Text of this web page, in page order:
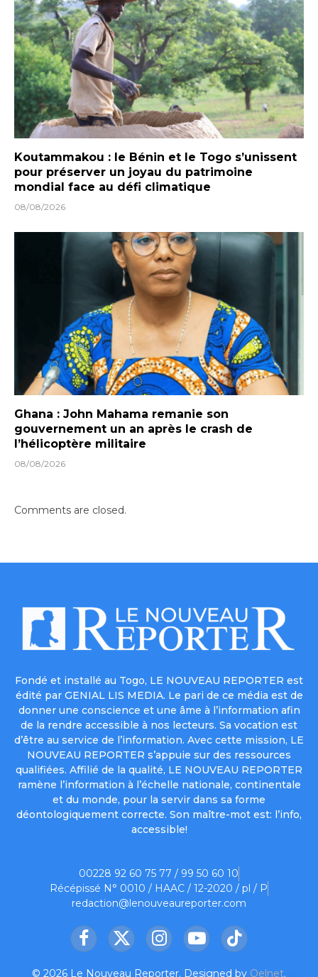
Koutammakou : le Bénin et le Togo s’unissent
pour préserver un joyau du patrimoine
mondial face au défi climatique
08/08/2026
Ghana : John Mahama remanie son
gouvernement un an après le crash de
l’hélicoptère militaire
08/08/2026
Comments are closed.
Fondé et installé au Togo, LE NOUVEAU REPORTER est
édité par GENIAL LIS MEDIA. Le pari de ce média est de
donner une conscience et une âme à l’information afin
de la rendre accessible à nos lecteurs. Sa vocation est
d’être au service de l’information. Avec cette mission, LE
NOUVEAU REPORTER s’appuie sur des ressources
qualifiées. Affilié de la qualité, LE NOUVEAU REPORTER
ramène l’information à l’échelle nationale, continentale
et du monde, pour la servir dans sa forme
déontologiquement correcte. Son maître-mot est: l’info,
accessible!
00228 92 60 75 77 / 99 50 60 10
Récépissé N° 0010 / HAAC / 12-2020 / pl / P
redaction@lenouveaureporter.com
Facebook
X
InstagramYouTubeTikTok
© 2026 Le Nouveau Reporter. Designed by Oelnet.